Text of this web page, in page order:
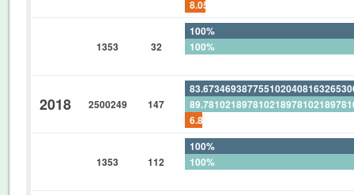
1353 32
100%
100%
2018 2500249 147
1353 112
100%
100%